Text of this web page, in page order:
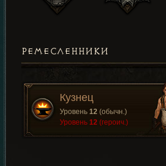
РЕМЕСЛЕННИКИ
Кузнец
Уровень 12 (обычн.)
Уровень 12 (героич.)